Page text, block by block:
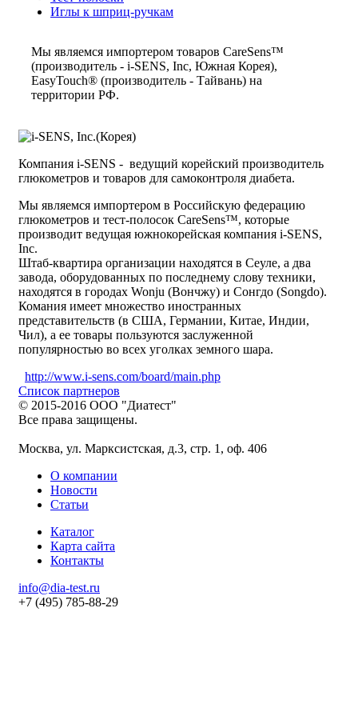
Иглы к шприц-ручкам
Мы являемся импортером товаров CareSens™
(производитель - i-SENS, Inc, Южная Корея),
EasyTouch® (производитель - Тайвань) на
территории РФ.
Компания i-SENS - ведущий корейский производитель
глюкометров и товаров для самоконтроля диабета.
Мы являемся импортером в Российскую федерацию
глюкометров и тест-полосок CareSens™, которые
производит ведущая южнокорейская компания i-SENS,
Inc.
Штаб-квартира организации находятся в Сеуле, а два
завода, оборудованных по последнему слову техники,
находятся в городах Wonju (Вончжу) и Сонгдо (Songdo).
Комания имеет множество иностранных
представительств (в США, Германии, Китае, Индии,
Чил), а ее товары пользуются заслуженной
популярностью во всех уголках земного шара.
http://www.i-sens.com/board/main.php
Список партнеров
© 2015-2016 ООО "Диатест"
Все права защищены.
Москва, ул. Марксистская, д.3, стр. 1, оф. 406
О компании
Новости
Статьи
Каталог
Карта сайта
Контакты
info@dia-test.ru
+7 (495) 785-88-29